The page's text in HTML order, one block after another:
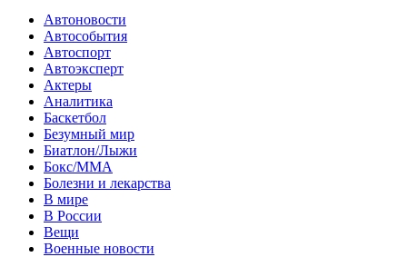
Автоновости
Автособытия
Автоспорт
Автоэксперт
Актеры
Аналитика
Баскетбол
Безумный мир
Биатлон/Лыжи
Бокс/MMA
Болезни и лекарства
В мире
В России
Вещи
Военные новости